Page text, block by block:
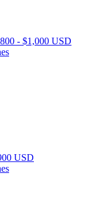
- $1,000 USD
USD